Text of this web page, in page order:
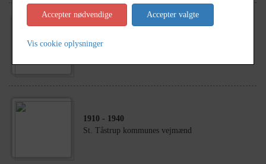
Tingerup Forskole bygges
1910 - 1940
St. Tåstrup kommunes vejmænd
Accepter nødvendige Accepter valgte
Vis cookie oplysninger